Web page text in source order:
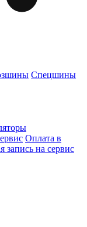
Спецшины
Оплата в
запись на сервис